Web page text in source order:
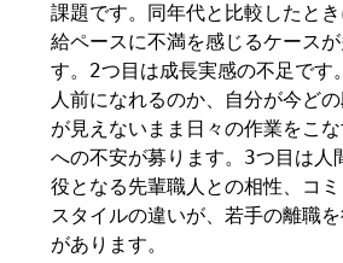
課題です。同年代と比較したと
給ペースに不満を感じるケース
す。2つ目は成長実感の不足です
人前になれるのか、自分が今ど
が見えないまま日々の作業をこ
への不安が募ります。3つ目は人
役となる先輩職人との相性、コ
スタイルの違いが、若手の離職
があります。